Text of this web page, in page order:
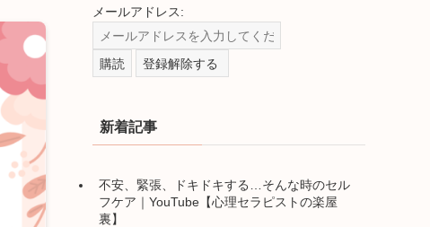
メールアドレス:
新着記事
不安、緊張、ドキドキする…そんな時のセル
フケア｜YouTube【心理セラピストの楽屋
裏】